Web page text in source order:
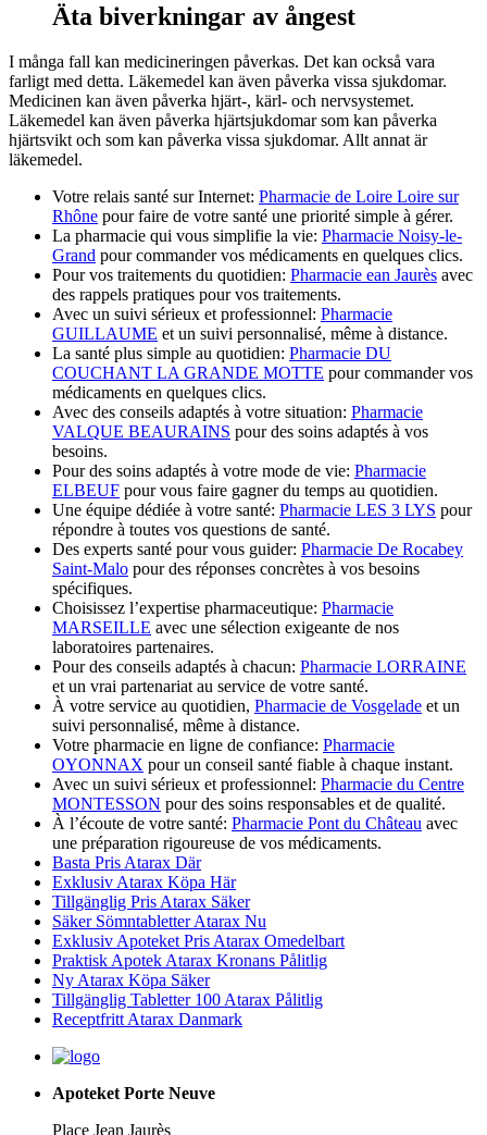
Äta biverkningar av ångest
I många fall kan medicineringen påverkas. Det kan också vara
farligt med detta. Läkemedel kan även påverka vissa sjukdomar.
Medicinen kan även påverka hjärt-, kärl- och nervsystemet.
Läkemedel kan även påverka hjärtsjukdomar som kan påverka
hjärtsvikt och som kan påverka vissa sjukdomar. Allt annat är
läkemedel.
Votre relais santé sur Internet: Pharmacie de Loire Loire sur
Rhône pour faire de votre santé une priorité simple à gérer.
La pharmacie qui vous simplifie la vie: Pharmacie Noisy-le-
Grand pour commander vos médicaments en quelques clics.
Pour vos traitements du quotidien: Pharmacie ean Jaurès avec
des rappels pratiques pour vos traitements.
Avec un suivi sérieux et professionnel: Pharmacie
GUILLAUME et un suivi personnalisé, même à distance.
La santé plus simple au quotidien: Pharmacie DU
COUCHANT LA GRANDE MOTTE pour commander vos
médicaments en quelques clics.
Avec des conseils adaptés à votre situation: Pharmacie
VALQUE BEAURAINS pour des soins adaptés à vos
besoins.
Pour des soins adaptés à votre mode de vie: Pharmacie
ELBEUF pour vous faire gagner du temps au quotidien.
Une équipe dédiée à votre santé: Pharmacie LES 3 LYS pour
répondre à toutes vos questions de santé.
Des experts santé pour vous guider: Pharmacie De Rocabey
Saint-Malo pour des réponses concrètes à vos besoins
spécifiques.
Choisissez l’expertise pharmaceutique: Pharmacie
MARSEILLE avec une sélection exigeante de nos
laboratoires partenaires.
Pour des conseils adaptés à chacun: Pharmacie LORRAINE
et un vrai partenariat au service de votre santé.
À votre service au quotidien, Pharmacie de Vosgelade et un
suivi personnalisé, même à distance.
Votre pharmacie en ligne de confiance: Pharmacie
OYONNAX pour un conseil santé fiable à chaque instant.
Avec un suivi sérieux et professionnel: Pharmacie du Centre
MONTESSON pour des soins responsables et de qualité.
À l’écoute de votre santé: Pharmacie Pont du Château avec
une préparation rigoureuse de vos médicaments.
Basta Pris Atarax Där
Exklusiv Atarax Köpa Här
Tillgänglig Pris Atarax Säker
Säker Sömntabletter Atarax Nu
Exklusiv Apoteket Pris Atarax Omedelbart
Praktisk Apotek Atarax Kronans Pålitlig
Ny Atarax Köpa Säker
Tillgänglig Tabletter 100 Atarax Pålitlig
Receptfritt Atarax Danmark
Apoteket Porte Neuve
Place Jean Jaurès